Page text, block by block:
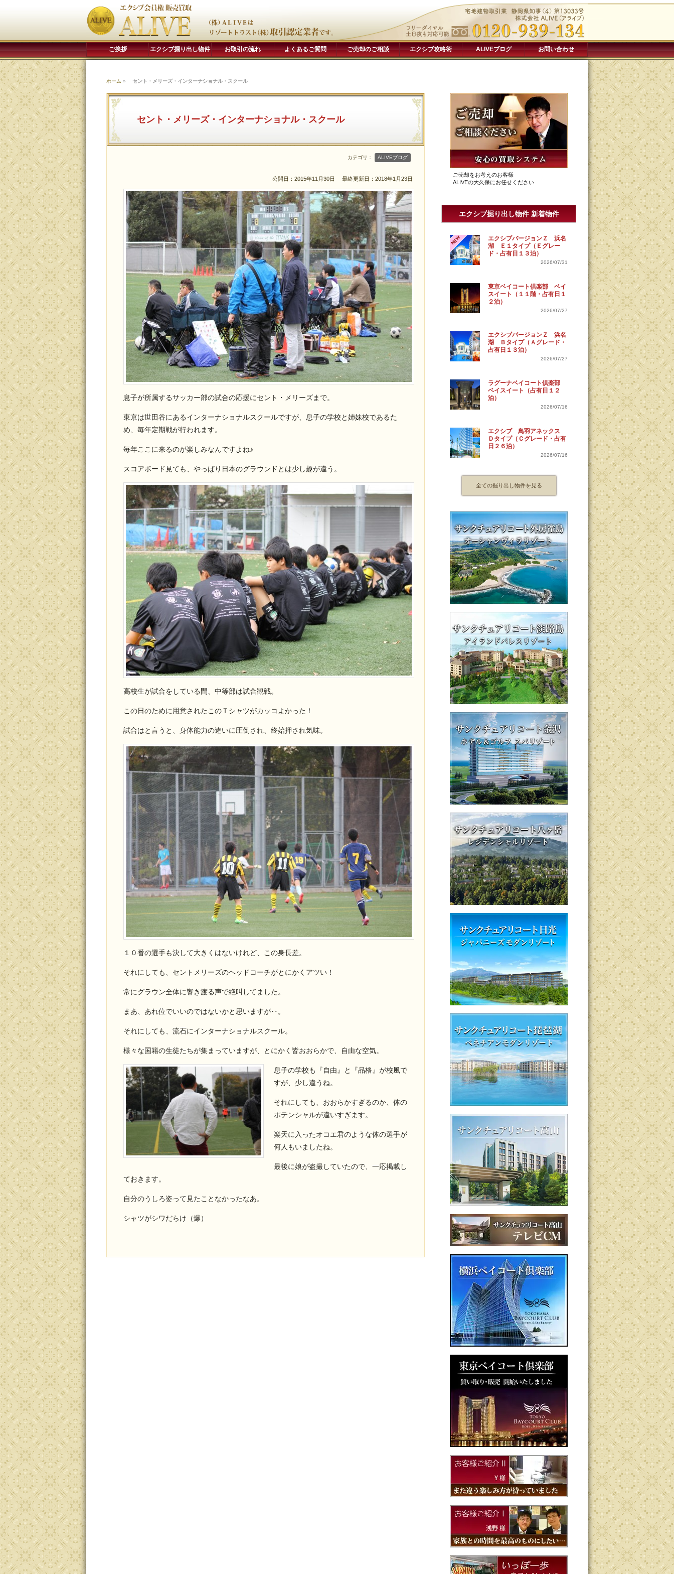
ご挨拶 エクシブ掘り出し物件 お取引の流れ よくあるご質問 ご売却のご相談 エクシブ攻略術 ALIVEブログ お問い合わせ
ホーム » セント・メリーズ・インターナショナル・スクール
セント・メリーズ・インターナショナル・スクール
カテゴリ： ALIVEブログ
公開日：2015年11月30日 最終更新日：2018年1月23日
息子が所属するサッカー部の試合の応援にセント・メリーズまで。
東京は世田谷にあるインターナショナルスクールですが、息子の学校と姉妹校であるた
め、毎年定期戦が行われます。
毎年ここに来るのが楽しみなんですよね♪
スコアボード見ても、やっぱり日本のグラウンドとは少し趣が違う。
高校生が試合をしている間、中等部は試合観戦。
この日のために用意されたこのＴシャツがカッコよかった！
試合はと言うと、身体能力の違いに圧倒され、終始押され気味。
１０番の選手も決して大きくはないけれど、この身長差。
それにしても、セントメリーズのヘッドコーチがとにかくアツい！
常にグラウン全体に響き渡る声で絶叫してました。
まあ、あれ位でいいのではないかと思いますが‥。
それにしても、流石にインターナショナルスクール。
様々な国籍の生徒たちが集まっていますが、とにかく皆おおらかで、自由な空気。
息子の学校も『自由』と『品格』が校風で
すが、少し違うね。
それにしても、おおらかすぎるのか、体の
ポテンシャルが違いすぎます。
楽天に入ったオコエ君のような体の選手が
何人もいましたね。
最後に娘が盗撮していたので、一応掲載し
ておきます。
自分のうしろ姿って見たことなかったなあ。
シャツがシワだらけ（爆）
ご売却をお考えのお客様
ALIVEの大久保にお任せください
エクシブ掘り出し物件 新着物件
NEW
エクシブバージョンＺ 浜名
湖 Ｅ１タイプ（Ｅグレー
ド・占有日１３泊）
2026/07/31
東京ベイコート倶楽部 ベイ
スイート（１１階・占有日１
２泊）
2026/07/27
エクシブバージョンＺ 浜名
湖 Ｂタイプ（Ａグレード・
占有日１３泊）
2026/07/27
ラグーナベイコート倶楽部
ベイスイート（占有日１２
泊）
2026/07/16
エクシブ 鳥羽アネックス
Ｄタイプ（Ｃグレード・占有
日２６泊）
2026/07/16
全ての掘り出し物件を見る